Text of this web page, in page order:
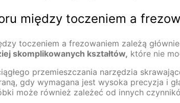
między toczeniem a
toczeniem a frezowaniem zależą
skomplikowanych kształtów, które nie
przemieszczania narzędzia
gdy wymagana jest wysoka precyzja i
może również zależeć od innych